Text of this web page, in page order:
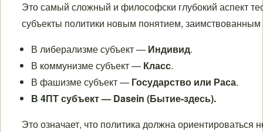
Это самый сложный и философски глубокий аспект
субъекты политики новым понятием,
В либерализме субъект — Индивид.
В коммунизме субъект — Класс.
В фашизме субъект — Государство или Раса.
В 4ПТ субъект — Dasein (Бытие-здесь).
Это означает, что политика должна ориентироваться